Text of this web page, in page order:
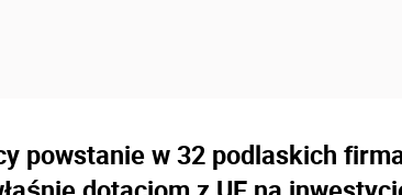
powstanie w 32 podlaskich